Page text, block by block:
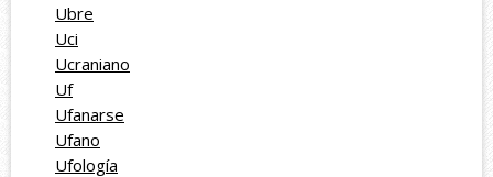
Ubre
Uci
Ucraniano
Uf
Ufanarse
Ufano
Ufología